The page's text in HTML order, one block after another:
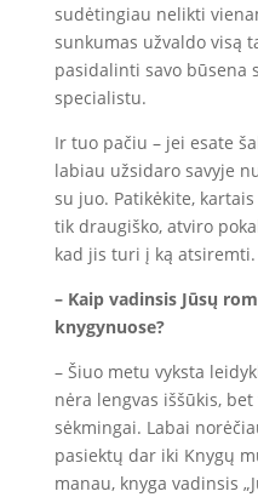
sudėtingiau nelikti
sunkumas užvaldo visą
pasidalinti savo būsena
specialistu.
Ir tuo pačiu – jei esate
labiau užsidaro savyje
su juo. Patikėkite,
tik draugiško, atviro
kad jis turi į ką atsiremti.
– Kaip vadinsis Jūsų
knygynuose?
– Šiuo metu vyksta
nėra lengvas iššūkis,
sėkmingai. Labai
pasiektų dar iki Knygų
manau, knyga vadinsis